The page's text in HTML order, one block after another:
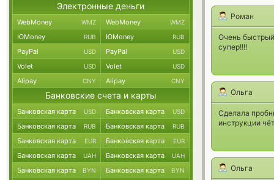
Роман
Очень
супер!!!!
Ольга
Сделала
инструкции
Ольга
Электронные деньги
WebMoney WMZ WebMoney WMZ
ЮMoney RUB ЮMoney RUB
PayPal USD PayPal USD
Volet USD Volet USD
Alipay CNY Alipay CNY
Банковские счета и карты
Банковская карта USD Банковская карта USD
Банковская карта RUB Банковская карта RUB
Банковская карта EUR Банковская карта EUR
Банковская карта UAH Банковская карта UAH
Банковская карта BYN Банковская карта BYN